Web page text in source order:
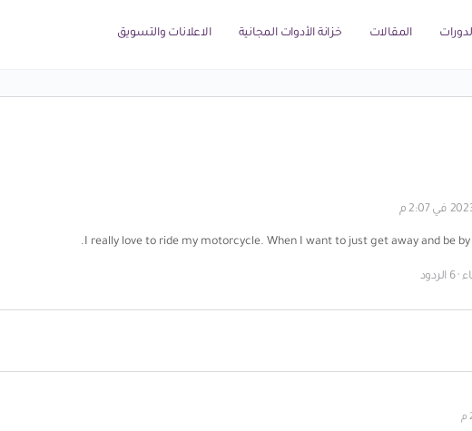
المقالات خزانة الأدوات المجانية الاعلانات والتسويق
I really love to ride my motorcycle. When I want to just get away and be
· 6 الردود